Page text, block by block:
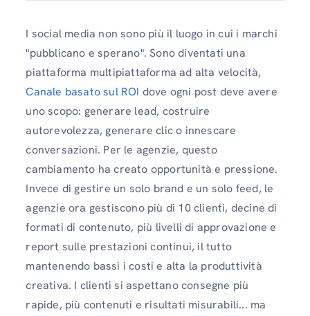
I social media non sono più il luogo in cui i marchi
"pubblicano e sperano". Sono diventati una
piattaforma multipiattaforma ad alta velocità,
Canale basato sul ROI dove ogni post deve avere
uno scopo: generare lead, costruire
autorevolezza, generare clic o innescare
conversazioni. Per le agenzie, questo
cambiamento ha creato opportunità e pressione.
Invece di gestire un solo brand e un solo feed, le
agenzie ora gestiscono più di 10 clienti, decine di
formati di contenuto, più livelli di approvazione e
report sulle prestazioni continui, il tutto
mantenendo bassi i costi e alta la produttività
creativa. I clienti si aspettano consegne più
rapide, più contenuti e risultati misurabili... ma